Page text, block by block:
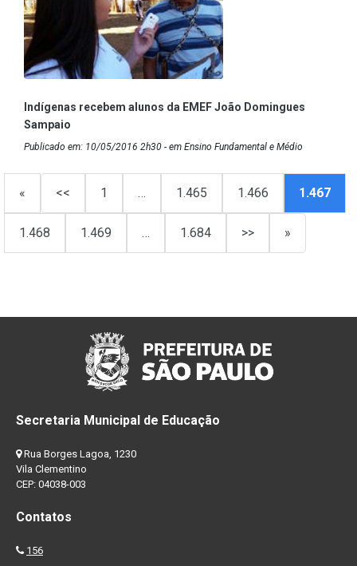
Indígenas recebem alunos da EMEF João Domingues
Sampaio
Publicado em: 10/05/2016 2h30 - em Ensino Fundamental e Médio
« << 1 … 1.465 1.466 1.467
1.468 1.469 … 1.684 >> »
Secretaria Municipal de Educação
Rua Borges Lagoa, 1230
Vila Clementino
CEP: 04038-003
Contatos
156